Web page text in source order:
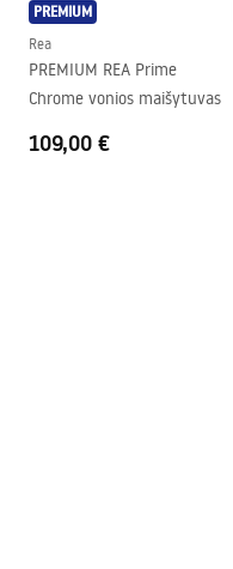
Ryšio skersmuo
Jungčių atstumas
Garantija
PREMIUM
Rea
PREMIUM REA Prime
Chrome vonios maišytuvas
109,00 €